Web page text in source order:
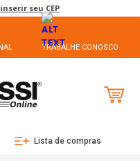
seu CEP
TRABALHE CONOSCO
Lista de compras